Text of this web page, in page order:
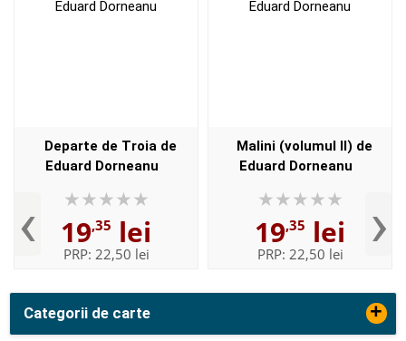
Categorii de carte +
‹
Departe de Troia de
Eduard Dorneanu
19,35 lei
PRP: 22,50 lei
Malini (volumul II) de
Eduard Dorneanu
19,35 lei
PRP: 22,50 lei ›